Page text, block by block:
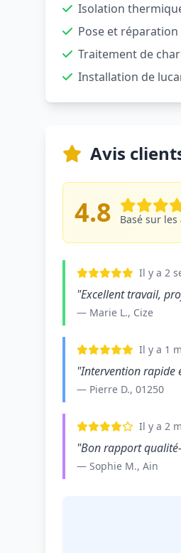
Isolation
Pose et
Traitement de
Installation de
Avis
4.8 Basé sur
Il y a 2
"Excellent travail,
— Marie L., Cize
Il y a 1
"Intervention rapide
— Pierre D., 01250
Il y a 2
"Bon rapport
— Sophie M., Ain